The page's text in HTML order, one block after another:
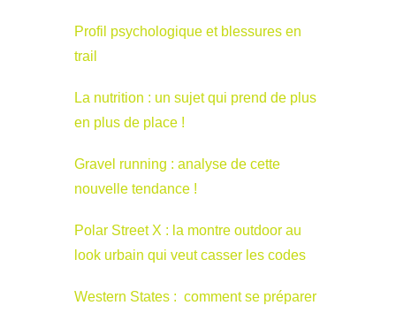
Profil psychologique et blessures en
trail
La nutrition : un sujet qui prend de plus
en plus de place !
Gravel running : analyse de cette
nouvelle tendance !
Polar Street X : la montre outdoor au
look urbain qui veut casser les codes
Western States : comment se préparer